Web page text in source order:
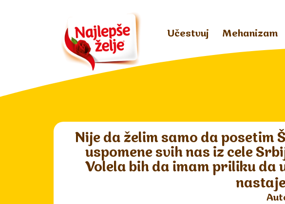
Učestvuj Mehanizam
Nije da želim samo da posetim
uspomene svih nas iz cele
Volela bih da imam priliku da